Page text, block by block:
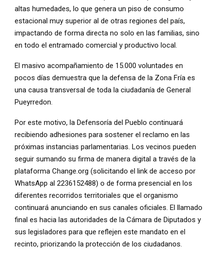
altas humedades, lo que genera un piso de consumo
estacional muy superior al de otras regiones del país,
impactando de forma directa no solo en las familias, sino
en todo el entramado comercial y productivo local.
El masivo acompañamiento de 15.000 voluntades en
pocos días demuestra que la defensa de la Zona Fría es
una causa transversal de toda la ciudadanía de General
Pueyrredon.
Por este motivo, la Defensoría del Pueblo continuará
recibiendo adhesiones para sostener el reclamo en las
próximas instancias parlamentarias. Los vecinos pueden
seguir sumando su firma de manera digital a través de la
plataforma Change.org (solicitando el link de acceso por
WhatsApp al 2236152488) o de forma presencial en los
diferentes recorridos territoriales que el organismo
continuará anunciando en sus canales oficiales. El llamado
final es hacia las autoridades de la Cámara de Diputados y
sus legisladores para que reflejen este mandato en el
recinto, priorizando la protección de los ciudadanos.